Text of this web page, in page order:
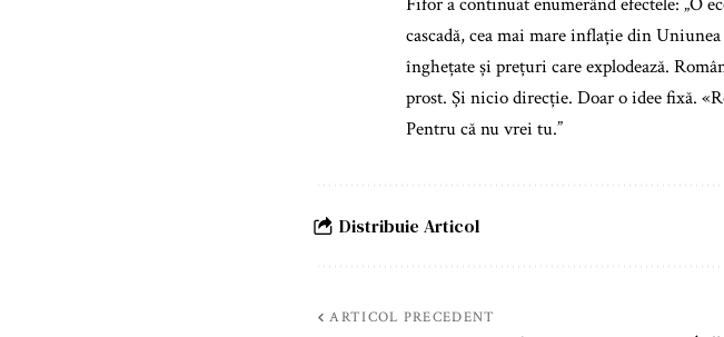
Fifor a continuat enumerând efectele: „O
cascadă, cea mai mare inflație din
înghețate și prețuri care explodează.
prost. Și nicio direcție. Doar o idee fixă.
Pentru că nu vrei tu.”
Distribuie Articol
ARTICOL PRECEDENT